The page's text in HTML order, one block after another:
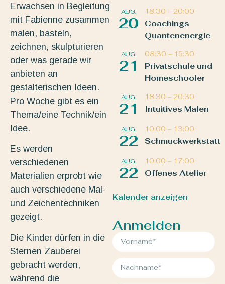
Erwachsen in Begleitung
mit Fabienne zusammen
malen, basteln,
zeichnen, skulpturieren
oder was gerade wir
anbieten an
gestalterischen Ideen.
Pro Woche gibt es ein
Thema/eine Technik/ein
Idee.
Es werden
verschiedenen
Materialien erprobt wie
auch verschiedene Mal-
und Zeichentechniken
gezeigt.
Die Kinder dürfen in die
Sternen Zauberei
gebracht werden,
während die
AUG.
20
18:30 – 20:00
Coachings
Quantenenergie
AUG.
21
08:30 – 15:30
Privatschule und
Homeschooler
AUG.
21
18:30 – 20:30
Intuitives Malen
AUG.
22
10:00 – 13:00
Schmuckwerkstatt
AUG.
22
10:00 – 17:00
Offenes Atelier
Kalender anzeigen
Anmelden